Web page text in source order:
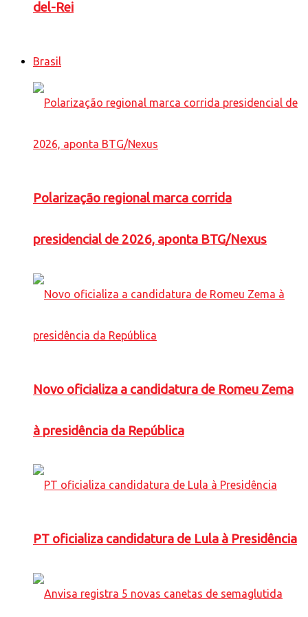
del-Rei
Brasil
Polarização regional marca corrida
presidencial de 2026, aponta BTG/Nexus
Novo oficializa a candidatura de Romeu Zema
à presidência da República
PT oficializa candidatura de Lula à Presidência